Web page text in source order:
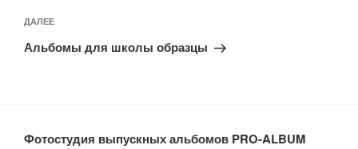
по
записям
Следующая
запись
ДАЛЕЕ
Альбомы для школы образцы
Фотостудия выпускных альбомов PRO-ALBUM